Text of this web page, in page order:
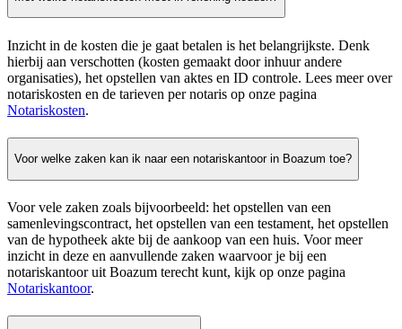
Inzicht in de kosten die je gaat betalen is het belangrijkste. Denk
hierbij aan verschotten (kosten gemaakt door inhuur andere
organisaties), het opstellen van aktes en ID controle. Lees meer over
notariskosten en de tarieven per notaris op onze pagina
Notariskosten.
Voor welke zaken kan ik naar een notariskantoor in Boazum toe?
Voor vele zaken zoals bijvoorbeeld: het opstellen van een
samenlevingscontract, het opstellen van een testament, het opstellen
van de hypotheek akte bij de aankoop van een huis. Voor meer
inzicht in deze en aanvullende zaken waarvoor je bij een
notariskantoor uit Boazum terecht kunt, kijk op onze pagina
Notariskantoor.